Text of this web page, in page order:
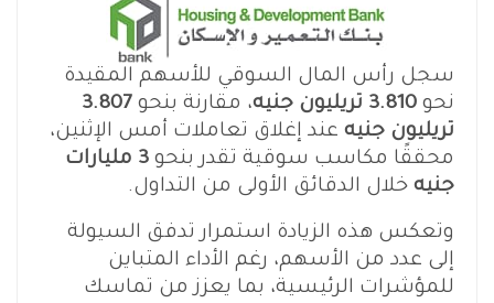
سجل رأس المال السوقي للأسهم المقيدة
نحو 3.810 تريليون جنيه ، مقارنة بنحو 3.807
تريليون جنيه عند إغلاق تعاملات أمس الإثنين،
محققًا مكاسب سوقية تقدر بنحو
3 مليارات
جنيه خلال الدقائق الأولى من التداول.
وتعكس هذه الزيادة استمرار تدفق السيولة
إلى عدد من الأسهم، رغم الأداء المتباين
للمؤشرات الرئيسية، بما يعزز من تماسك